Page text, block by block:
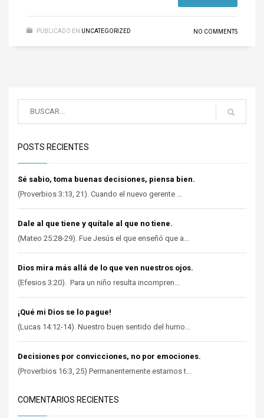
PUBLICADO EN UNCATEGORIZED NO COMMENTS
POSTS RECIENTES
Sé sabio, toma buenas decisiones, piensa bien.
(Proverbios 3:13, 21). Cuando el nuevo gerente ...
Dale al que tiene y quítale al que no tiene.
(Mateo 25:28-29). Fue Jesús el que enseñó que a...
Dios mira más allá de lo que ven nuestros ojos.
(Efesios 3:20). Para un niño resulta incompren...
¡Qué mi Dios se lo pague!
(Lucas 14:12-14). Nuestro buen sentido del humo...
Decisiones por convicciones, no por emociones.
(Proverbios 16:3, 25) Permanentemente estamos t...
COMENTARIOS RECIENTES